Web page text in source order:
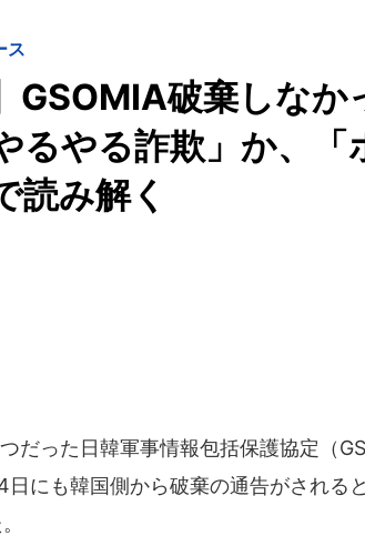
ス
GSOMIA破棄しな
やる詐欺」か、「
み解く
だった日韓軍事情報包括保護協定（
にも韓国側から破棄の通告がされる